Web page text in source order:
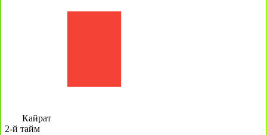
Кайрат
2-й тайм